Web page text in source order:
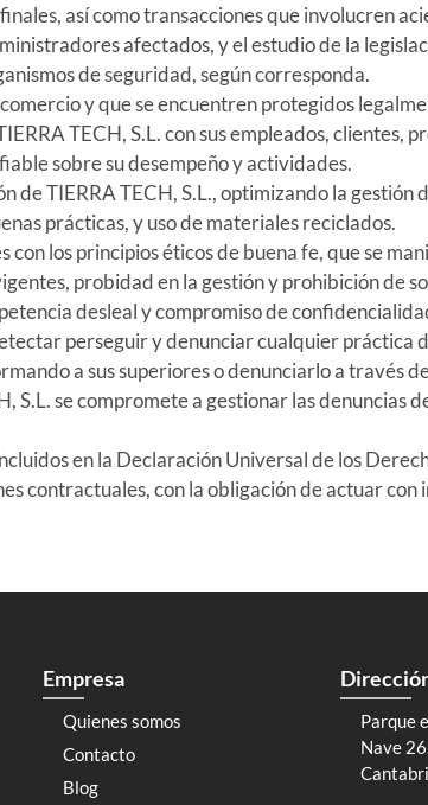
así como transacciones que involucren
afectados, y el estudio de la
de seguridad, según corresponda.
y que se encuentren protegidos
TECH, S.L. con sus empleados, clientes,
sobre su desempeño y actividades.
TIERRA TECH, S.L., optimizando la gestión
prácticas, y uso de materiales reciclados.
los principios éticos de buena fe, que se
probidad en la gestión y prohibición de
desleal y compromiso de
perseguir y denunciar cualquier práctica
a sus superiores o denunciarlo a través
S.L. se compromete a gestionar las denuncias
en la Declaración Universal de los
contractuales, con la obligación de actuar
Empresa
Quienes somos
Contacto
Blog
Parque
Nave